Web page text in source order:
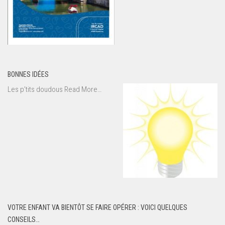
BONNES IDÉES
Les p’tits doudous Read More…
VOTRE ENFANT VA BIENTÔT SE FAIRE OPÉRER : VOICI QUELQUES
CONSEILS…